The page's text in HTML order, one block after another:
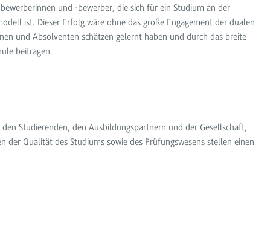
und -bewerber, die sich für ein Studium an der
ist. Dieser Erfolg wäre ohne das große Engagement der dualen
und Absolventen schätzen gelernt haben und durch das breite
beitragen.
Studierenden, den Ausbildungspartnern und der Gesellschaft,
der Qualität des Studiums sowie des Prüfungswesens stellen einen